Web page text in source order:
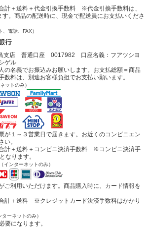
計＋送料＋代金引換手数料 ※代金引換手数料は、
。商品の配送時に、現金で配送員にお支払いくださ
、電話、FAX）
支店 普通口座 0017982 口座名義：フアツシヨ
ゲル
の名義でお振込みお願いします。お支払総額＝商品
料は、別途お客様負担でお支払い願います。
ットのみ）
が１～３営業日で届きます。お近くのコンビニエン
い。
計＋送料＋コンビニ決済手数料 ※コンビニ決済手
なります。
（インターネットのみ）
ご利用いただけます。商品購入時に、カード情報を
計＋送料 ※クレジットカード決済手数料はかかり
ターネットのみ）
になります。